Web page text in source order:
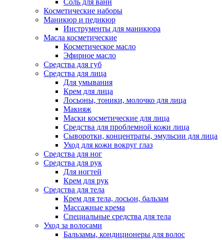
Соль для ванн
Косметические наборы
Маникюр и педикюр
Инструменты для маникюра
Масла косметические
Косметическое масло
Эфирное масло
Средства для губ
Средства для лица
Для умывания
Крем для лица
Лосьоны, тоники, молочко для лица
Макияж
Маски косметические для лица
Средства для проблемной кожи лица
Сыворотки, концентраты, эмульсии для лица
Уход для кожи вокруг глаз
Средства для ног
Средства для рук
Для ногтей
Крем для рук
Средства для тела
Крем для тела, лосьон, бальзам
Массажные крема
Специальные средства для тела
Уход за волосами
Бальзамы, кондиционеры для волос